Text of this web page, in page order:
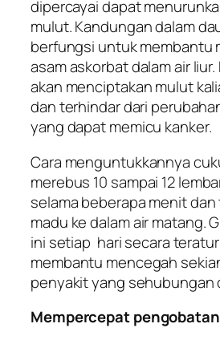
dipercayai dapat
mulut. Kandungan dalam
berfungsi untuk membantu
asam askorbat dalam air
akan menciptakan mulut
dan terhindar dari
yang dapat memicu kanker.
Cara menguntukkannya
merebus 10 sampai 12
selama beberapa menit
madu ke dalam air matang.
ini setiap hari secara
membantu mencegah
penyakit yang sehubungan
Mempercepat